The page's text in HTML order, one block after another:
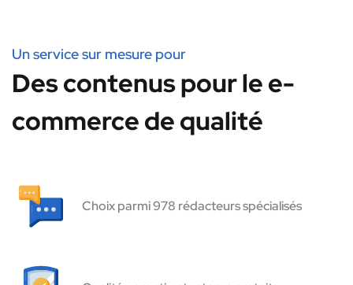
Un service sur mesure pour
Des contenus pour le e-
commerce de qualité
Choix parmi 978 rédacteurs spécialisés